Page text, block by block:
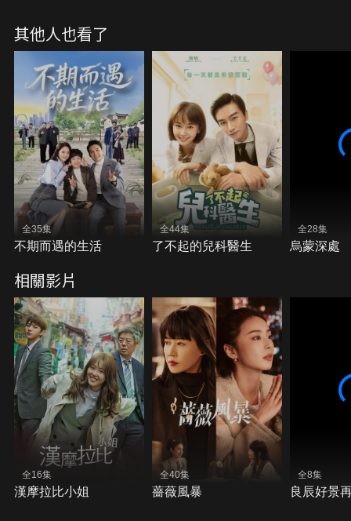
其他人也看了
全35集
不期而遇的生活
全44集
了不起的兒科醫生
全28集
烏蒙深處
相關影片
全16集
漢摩拉比小姐
全40集
薔薇風暴
全8集
良辰好景